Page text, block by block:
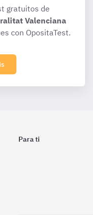
gratuitos de
Valenciana
con OpositaTest.
Para ti